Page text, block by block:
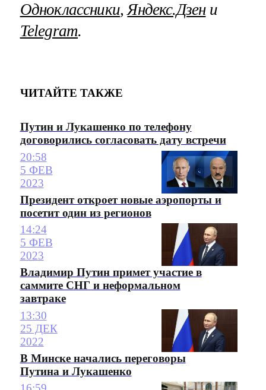
Одноклассники,Яндекс.Дзени
Telegram.
ЧИТАЙТЕ ТАКЖЕ
Путин и Лукашенко по телефону
договорились согласовать дату встречи
20:58
5 ФЕВ
2023
Президент откроет новые аэропорты и
посетит один из регионов
14:24
5 ФЕВ
2023
Владимир Путин примет участие в
саммите СНГ и неформальном
завтраке
13:30
25 ДЕК
2022
В Минске начались переговоры
Путина и Лукашенко